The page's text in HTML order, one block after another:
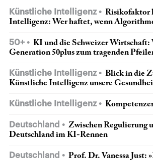
Künstliche Intelligenz
Risikofaktor
Intelligenz: Wer haftet, wenn
50+
KI und die Schweizer Wirtschaft:
Generation 50plus zum tragenden
Künstliche Intelligenz
Blick in die
Künstliche Intelligenz unsere
Künstliche Intelligenz
Deutschland
Zwischen Regulierung
Deutschland im KI-Rennen
Deutschland
Prof. Dr. Vanessa Just: